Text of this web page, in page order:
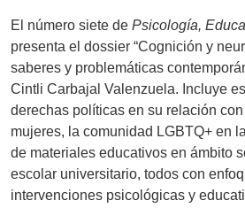
El número siete de Psicología,
presenta el dossier “Cognición y
saberes y problemáticas
Cintli Carbajal Valenzuela. Incluye
derechas políticas en su relación
mujeres, la comunidad LGBTQ+ en
de materiales educativos en ámbito
escolar universitario, todos con
intervenciones psicológicas y